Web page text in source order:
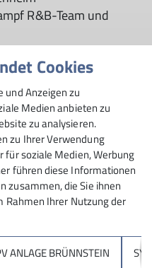
R&B-Team und
Cookies
und Anzeigen zu
Medien anbieten zu
zu analysieren.
zu Ihrer Verwendung
für soziale Medien, Werbung
führen diese Informationen
zusammen, die Sie ihnen
Rahmen Ihrer Nutzung der
ANLAGE BRÜNNSTEIN